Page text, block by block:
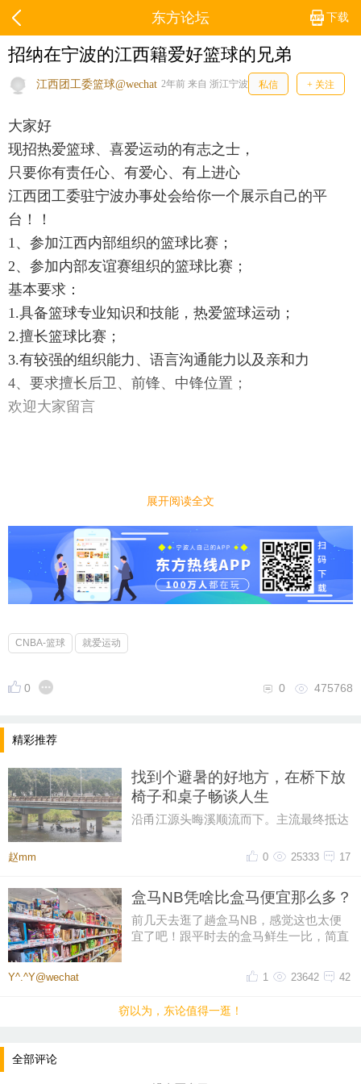
下载
东方论坛
招纳在宁波的江西籍爱好篮球的兄弟
江西团工委篮球@wechat 2年前 来自 浙江宁波 私信 + 关注
大家好
现招热爱篮球、喜爱运动的有志之士，
只要你有责任心、有爱心、有上进心
江西团工委驻宁波办事处会给你一个展示自己的平
台！！
1、参加江西内部组织的篮球比赛；
2、参加内部友谊赛组织的篮球比赛；
基本要求：
1.具备篮球专业知识和技能，热爱篮球运动；
2.擅长篮球比赛；
3.有较强的组织能力、语言沟通能力以及亲和力
4、要求擅长后卫、前锋、中锋位置；
欢迎大家留言
展开阅读全文
CNBA-篮球 就爱运动
0 475768
0
精彩推荐
找到个避暑的好地方，在桥下放
椅子和桌子畅谈人生
沿甬江源头晦溪顺流而下。主流最终抵达
家水利风景区。由于“晦溪
赵mm 17
25333
0
盒马NB凭啥比盒马便宜那么多？
前几天去逛了趟盒马NB，感觉这也太便
宜了吧！跟平时去的盒马鲜生一比，简直
Y^.^Y@wechat 42
23642
1
窃以为，东论值得一逛！
全部评论